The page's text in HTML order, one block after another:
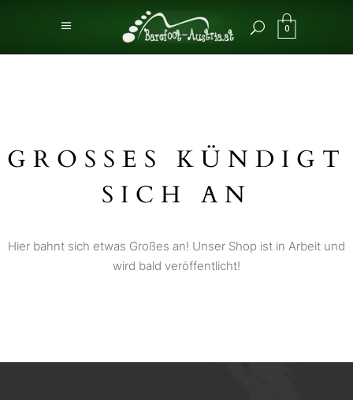
0
GROSSES KÜNDIGT S
ICH AN
Hier bahnt sich etwas Großes an! Unser Shop ist in Arbeit und
wird bald veröffentlicht!